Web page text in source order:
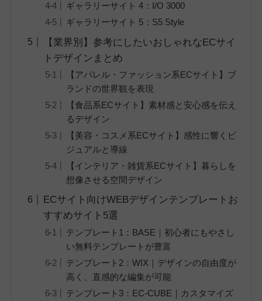
ギャラリーサイト 4：I/O 3000
ギャラリーサイト 5：S5 Style
【業界別】参考にしたいおしゃれなECサイ
トデザインまとめ
【アパレル・ファッション系ECサイト】ブ
ランドの世界観を表現
【食品系ECサイト】素材感と安心感を伝え
るデザイン
【美容・コスメ系ECサイト】感性に響くビ
ジュアルと導線
【インテリア・雑貨系ECサイト】暮らしを
想像させる空間デザイン
ECサイト向けWEBデザインテンプレートお
すすめサイト5選
テンプレート1：BASE｜初心者にもやさし
い無料テンプレートが豊富
テンプレート2：WIX｜デザインの自由度が
高く、直感的な編集が可能
テンプレート3：EC-CUBE｜カスタマイズ